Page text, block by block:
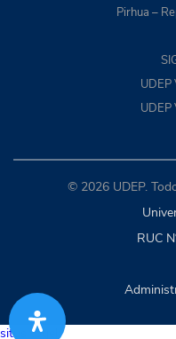
Pirhua –
UDEP
© 2026 UDEP.
RUC
situs togel